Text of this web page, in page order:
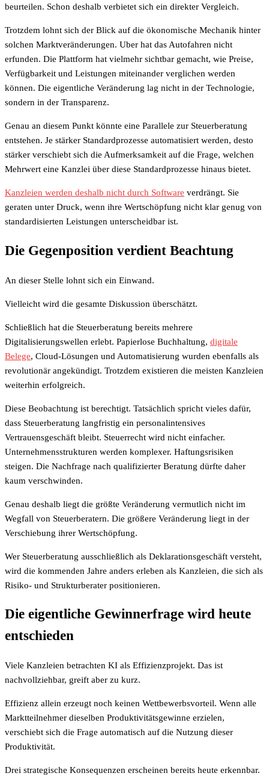
beurteilen. Schon deshalb verbietet sich ein direkter Vergleich.
Trotzdem lohnt sich der Blick auf die ökonomische Mechanik hinter
solchen Marktveränderungen. Uber hat das Autofahren nicht
erfunden. Die Plattform hat vielmehr sichtbar gemacht, wie Preise,
Verfügbarkeit und Leistungen miteinander verglichen werden
können. Die eigentliche Veränderung lag nicht in der Technologie,
sondern in der Transparenz.
Genau an diesem Punkt könnte eine Parallele zur Steuerberatung
entstehen. Je stärker Standardprozesse automatisiert werden, desto
stärker verschiebt sich die Aufmerksamkeit auf die Frage, welchen
Mehrwert eine Kanzlei über diese Standardprozesse hinaus bietet.
Kanzleien werden deshalb nicht durch Software verdrängt. Sie
geraten unter Druck, wenn ihre Wertschöpfung nicht klar genug von
standardisierten Leistungen unterscheidbar ist.
Die Gegenposition verdient Beachtung
An dieser Stelle lohnt sich ein Einwand.
Vielleicht wird die gesamte Diskussion überschätzt.
Schließlich hat die Steuerberatung bereits mehrere
Digitalisierungswellen erlebt. Papierlose Buchhaltung, digitale
Belege, Cloud-Lösungen und Automatisierung wurden ebenfalls als
revolutionär angekündigt. Trotzdem existieren die meisten Kanzleien
weiterhin erfolgreich.
Diese Beobachtung ist berechtigt. Tatsächlich spricht vieles dafür,
dass Steuerberatung langfristig ein personalintensives
Vertrauensgeschäft bleibt. Steuerrecht wird nicht einfacher.
Unternehmensstrukturen werden komplexer. Haftungsrisiken
steigen. Die Nachfrage nach qualifizierter Beratung dürfte daher
kaum verschwinden.
Genau deshalb liegt die größte Veränderung vermutlich nicht im
Wegfall von Steuerberatern. Die größere Veränderung liegt in der
Verschiebung ihrer Wertschöpfung.
Wer Steuerberatung ausschließlich als Deklarationsgeschäft versteht,
wird die kommenden Jahre anders erleben als Kanzleien, die sich als
Risiko- und Strukturberater positionieren.
Die eigentliche Gewinnerfrage wird heute
entschieden
Viele Kanzleien betrachten KI als Effizienzprojekt. Das ist
nachvollziehbar, greift aber zu kurz.
Effizienz allein erzeugt noch keinen Wettbewerbsvorteil. Wenn alle
Marktteilnehmer dieselben Produktivitätsgewinne erzielen,
verschiebt sich die Frage automatisch auf die Nutzung dieser
Produktivität.
Drei strategische Konsequenzen erscheinen bereits heute erkennbar.